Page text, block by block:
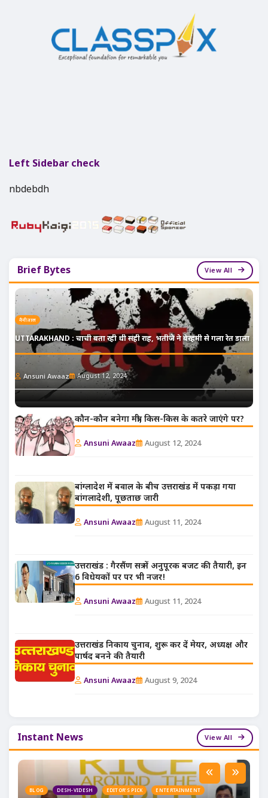
Left Sidebar check
nbdebdh
Brief Bytes View All
नैनीताल
UTTARAKHAND : चाची बता रही थी सही राह, भतीजे ने बेरहमी से गला रेत डाला
Ansuni Awaaz August 12, 2024
कौन-कौन बनेगा मंत्री, किस-किस के कतरे जाएंगे पर?
Ansuni Awaaz August 12, 2024
बांग्लादेश में बवाल के बीच उत्तराखंड में पकड़ा गया
बांगलादेशी, पूछताछ जारी
Ansuni Awaaz August 11, 2024
उत्तराखंड : गैरसैंण सत्र में अनुपूरक बजट की तैयारी, इन
6 विधेयकों पर पर भी नजर!
Ansuni Awaaz August 11, 2024
उत्तराखंड निकाय चुनाव, शुरू कर दें मेयर, अध्यक्ष और
पार्षद बनने की तैयारी
Ansuni Awaaz August 9, 2024
Instant News View All
BLOG DESH-VIDESH EDITOR'S PICK ENTERTAINMENT